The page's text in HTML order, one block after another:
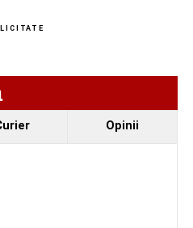
de sub o stivă de
Opinii